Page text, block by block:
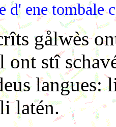
d' ene tombale
gålwès
ont stî
langues:
latén.